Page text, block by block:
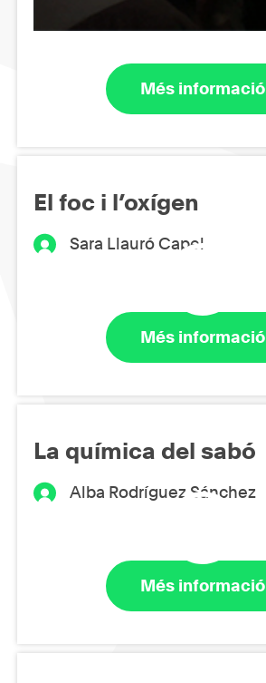
Més informació
El foc i l’oxígen
Sara Llauró Capel
Més informació
La química del sabó
Alba Rodríguez Sánchez
Més informació